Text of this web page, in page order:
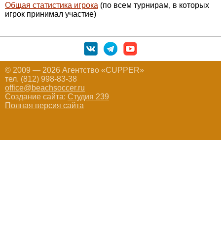
Общая статистика игрока (по всем турнирам, в которых
игрок принимал участие)
© 2009 — 2026 Агентство «CUPPER»
тел. (812) 998-83-38
office@beachsoccer.ru
Создание сайта: Студия 239
Полная версия сайта